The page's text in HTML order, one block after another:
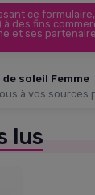
ce formulaire,
à des fins
et ses
soleil Femme
à vos sources
lus